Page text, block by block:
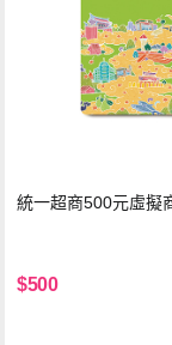
統一超商500元虛擬
$500